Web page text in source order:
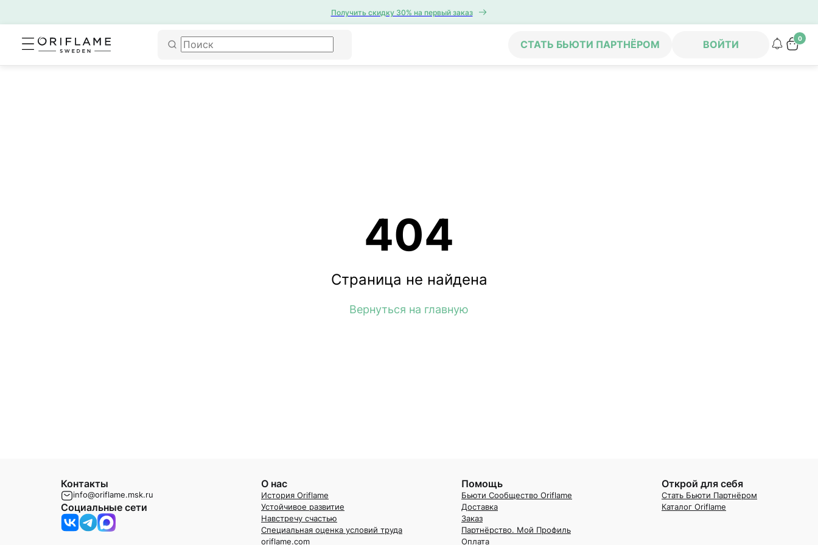
Получить скидку 30% на первый заказ
СТАТЬ БЬЮТИ ПАРТНЁРОМ ВОЙТИ 0
404
Страница не найдена
Вернуться на главную
Контакты
info@oriflame.msk.ru
Социальные сети
О нас
История Oriflame
Устойчивое развитие
Навстречу счастью
Специальная оценка условий труда
oriflame.com
Помощь
Бьюти Сообщество Oriflame
Доставка
Заказ
Партнёрство. Мой Профиль
Оплата
Открой для себя
Стать Бьюти Партнёром
Каталог Oriflame